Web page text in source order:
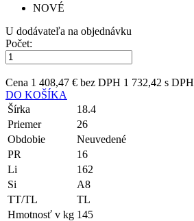
NOVÉ
U dodávateľa na objednávku
Počet:
Cena 1 408,47 € bez DPH 1 732,42 s DPH
DO KOŠÍKA
Šírka
18.4
Priemer
26
Obdobie
Neuvedené
PR
16
Li
162
Si
A8
TT/TL
TL
Hmotnosť v kg 145